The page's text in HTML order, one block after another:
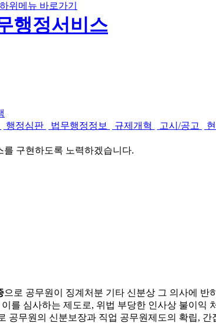
하위메뉴 바로가기
행정심판 법무행정정보 규제개혁 고시/공고
구현하도록 노력하겠습니다.
으로 공무원이 징계처분 기타 신분상 그 의사에 반
를 심사하는 제도로, 위법 부당한 인사상 불이익
공무원의 신분보장과 직업 공무원제도의 확립, 간